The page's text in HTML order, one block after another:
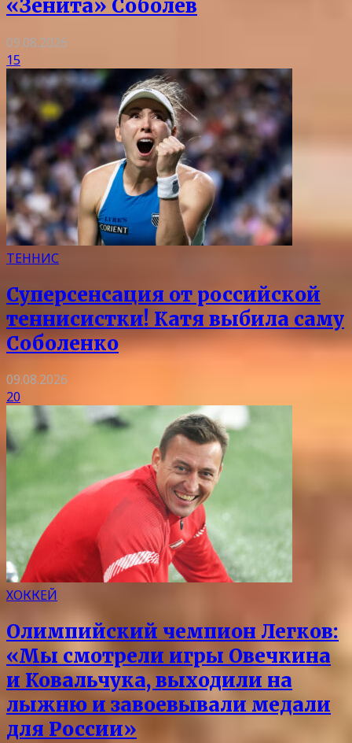
«Зенита» Соболев
09.08.2026
15
ТЕННИС
Суперсенсация от российской
теннисистки! Катя выбила саму
Соболенко
09.08.2026
20
ХОККЕЙ
Олимпийский чемпион Легков:
«Мы смотрели игры Овечкина
и Ковальчука, выходили на
лыжню и завоевывали медали
для России»